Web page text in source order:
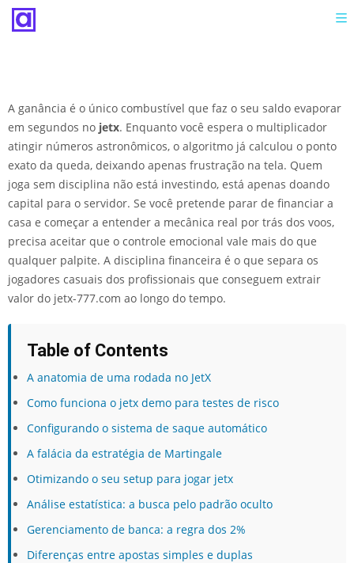
A ganância é o único combustível que faz o seu saldo evaporar
em segundos no jetx. Enquanto você espera o multiplicador
atingir números astronômicos, o algoritmo já calculou o ponto
exato da queda, deixando apenas frustração na tela. Quem
joga sem disciplina não está investindo, está apenas doando
capital para o servidor. Se você pretende parar de financiar a
casa e começar a entender a mecânica real por trás dos voos,
precisa aceitar que o controle emocional vale mais do que
qualquer palpite. A disciplina financeira é o que separa os
jogadores casuais dos profissionais que conseguem extrair
valor do jetx-777.com ao longo do tempo.
Table of Contents
A anatomia de uma rodada no JetX
Como funciona o jetx demo para testes de risco
Configurando o sistema de saque automático
A falácia da estratégia de Martingale
Otimizando o seu setup para jogar jetx
Análise estatística: a busca pelo padrão oculto
Gerenciamento de banca: a regra dos 2%
Diferenças entre apostas simples e duplas